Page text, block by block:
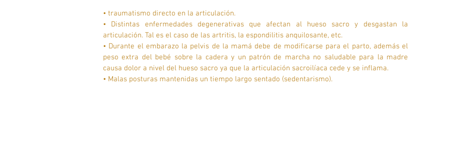
• traumatismo directo en la articulación.
• Distintas enfermedades degenerativas que afectan al hueso sacro y desgastan la
articulación. Tal es el caso de las artritis, la espondilitis anquilosante, etc.
• Durante el embarazo la pelvis de la mamá debe de modificarse para el parto, además el
peso extra del bebé sobre la cadera y un patrón de marcha no saludable para la madre
causa dolor a nivel del hueso sacro ya que la articulación sacroilíaca cede y se inflama.
• Malas posturas mantenidas un tiempo largo sentado (sedentarismo).